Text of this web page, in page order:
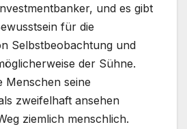
und es gibt
für die
Selbstbeobachtung und
der Sühne.
Menschen seine
zweifelhaft ansehen
ziemlich menschlich.